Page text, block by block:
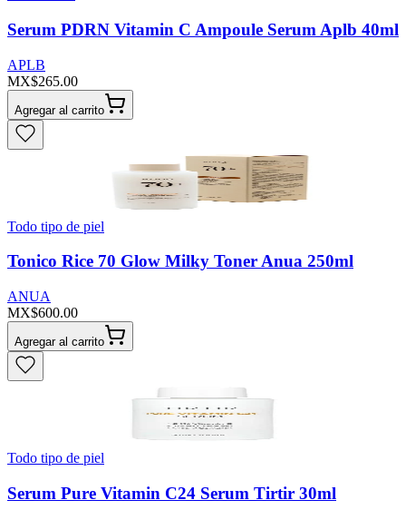
Serum PDRN Vitamin C Ampoule Serum Aplb 40ml
APLB
MX$265.00
Agregar al carrito
Todo tipo de piel
Tonico Rice 70 Glow Milky Toner Anua 250ml
ANUA
MX$600.00
Agregar al carrito
Todo tipo de piel
Serum Pure Vitamin C24 Serum Tirtir 30ml